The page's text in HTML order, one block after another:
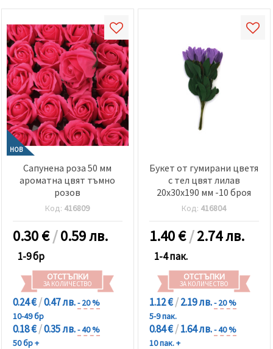
НОВ
Сапунена роза 50 мм
ароматна цвят тъмно
розов
Код: 416809
0.30€/0.59 лв.
1-9 бр
ОТСТЪПКИ
ЗА КОЛИЧЕСТВО
0.24 €/0.47 лв.- 20 %
10-49 бр
0.18 €/0.35 лв.- 40 %
50 бр +
Букет от гумирани цветя
с тел цвят лилав
20x30x190 мм -10 броя
Код: 416804
1.40€/2.74 лв.
1-4 пак.
ОТСТЪПКИ
ЗА КОЛИЧЕСТВО
1.12 €/2.19 лв.- 20 %
5-9 пак.
0.84 €/1.64 лв.- 40 %
10 пак. +